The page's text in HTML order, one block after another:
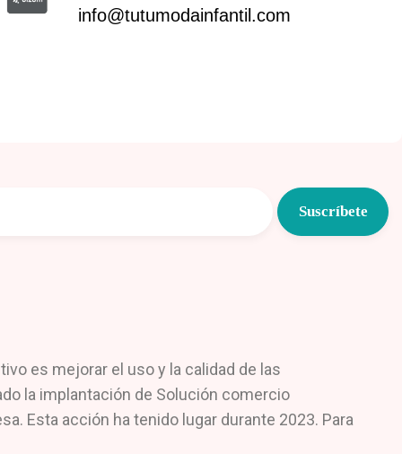
info@tutumodainfantil.com
es mejorar el uso y la calidad de las
la implantación de Solución comercio
Esta acción ha tenido lugar durante 2023. Para